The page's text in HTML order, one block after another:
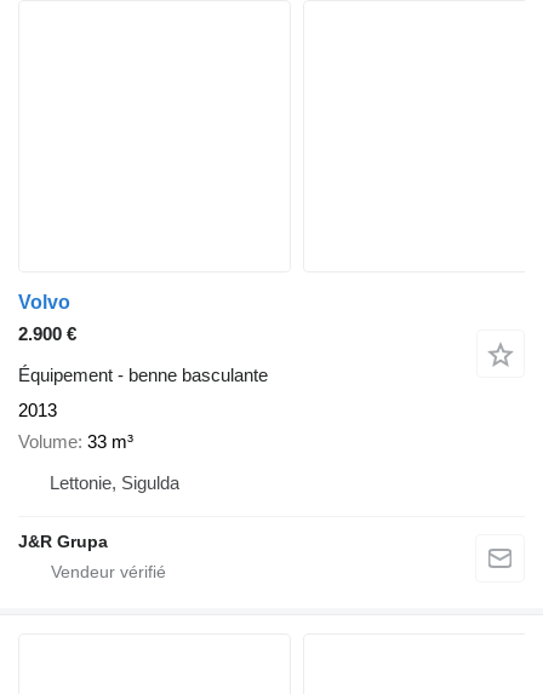
Volvo
2.900 €
Équipement - benne basculante
2013
Volume 33 m³
Lettonie, Sigulda
J&R Grupa